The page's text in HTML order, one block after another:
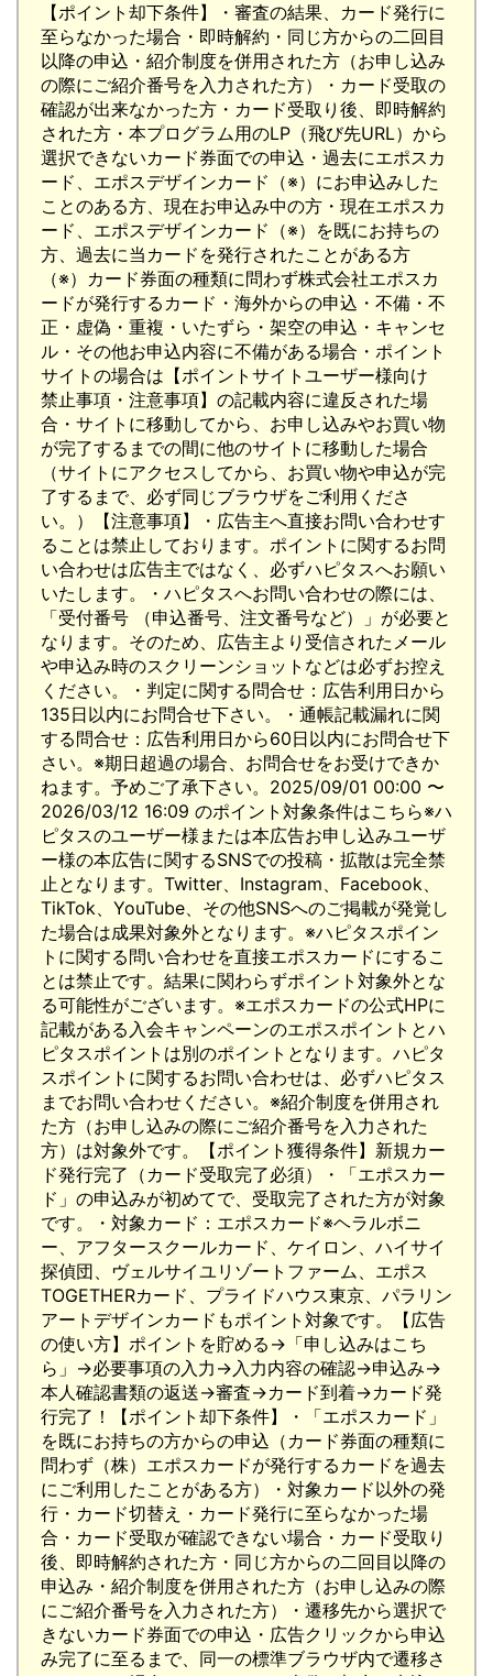
【ポイント却下条件】・審査の結果、カード発行に
至らなかった場合・即時解約・同じ方からの二回目
以降の申込・紹介制度を併用された方（お申し込み
の際にご紹介番号を入力された方）・カード受取の
確認が出来なかった方・カード受取り後、即時解約
された方・本プログラム用のLP（飛び先URL）から
選択できないカード券面での申込・過去にエポスカ
ード、エポスデザインカード（※）にお申込みした
ことのある方、現在お申込み中の方・現在エポスカ
ード、エポスデザインカード（※）を既にお持ちの
方、過去に当カードを発行されたことがある方
（※）カード券面の種類に問わず株式会社エポスカ
ードが発行するカード・海外からの申込・不備・不
正・虚偽・重複・いたずら・架空の申込・キャンセ
ル・その他お申込内容に不備がある場合・ポイント
サイトの場合は【ポイントサイトユーザー様向け
禁止事項・注意事項】の記載内容に違反された場
合・サイトに移動してから、お申し込みやお買い物
が完了するまでの間に他のサイトに移動した場合
（サイトにアクセスしてから、お買い物や申込が完
了するまで、必ず同じブラウザをご利用くださ
い。）【注意事項】・広告主へ直接お問い合わせす
ることは禁止しております。ポイントに関するお問
い合わせは広告主ではなく、必ずハピタスへお願い
いたします。・ハピタスへお問い合わせの際には、
「受付番号 （申込番号、注文番号など）」が必要と
なります。そのため、広告主より受信されたメール
や申込み時のスクリーンショットなどは必ずお控え
ください。・判定に関する問合せ：広告利用日から
135日以内にお問合せ下さい。・通帳記載漏れに関
する問合せ：広告利用日から60日以内にお問合せ下
さい。※期日超過の場合、お問合せをお受けできか
ねます。予めご了承下さい。2025/09/01 00:00 〜
2026/03/12 16:09 のポイント対象条件はこちら※ハ
ピタスのユーザー様または本広告お申し込みユーザ
ー様の本広告に関するSNSでの投稿・拡散は完全禁
止となります。Twitter、Instagram、Facebook、
TikTok、YouTube、その他SNSへのご掲載が発覚し
た場合は成果対象外となります。※ハピタスポイン
トに関する問い合わせを直接エポスカードにするこ
とは禁止です。結果に関わらずポイント対象外とな
る可能性がございます。※エポスカードの公式HPに
記載がある入会キャンペーンのエポスポイントとハ
ピタスポイントは別のポイントとなります。ハピタ
スポイントに関するお問い合わせは、必ずハピタス
までお問い合わせください。※紹介制度を併用され
た方（お申し込みの際にご紹介番号を入力された
方）は対象外です。【ポイント獲得条件】新規カー
ド発行完了（カード受取完了必須）・「エポスカー
ド」の申込みが初めてで、受取完了された方が対象
です。・対象カード：エポスカード※ヘラルボニ
ー、アフタースクールカード、ケイロン、ハイサイ
探偵団、ヴェルサイユリゾートファーム、エポス
TOGETHERカード、プライドハウス東京、パラリン
アートデザインカードもポイント対象です。【広告
の使い方】ポイントを貯める→「申し込みはこち
ら」→必要事項の入力→入力内容の確認→申込み→
本人確認書類の返送→審査→カード到着→カード発
行完了！【ポイント却下条件】・「エポスカード」
を既にお持ちの方からの申込（カード券面の種類に
問わず（株）エポスカードが発行するカードを過去
にご利用したことがある方）・対象カード以外の発
行・カード切替え・カード発行に至らなかった場
合・カード受取が確認できない場合・カード受取り
後、即時解約された方・同じ方からの二回目以降の
申込み・紹介制度を併用された方（お申し込みの際
にご紹介番号を入力された方）・遷移先から選択で
きないカード券面での申込・広告クリックから申込
み完了に至るまで、同一の標準ブラウザ内で遷移さ